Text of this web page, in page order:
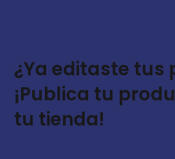
¿Ya editaste tus
¡Publica tu
tu tienda!